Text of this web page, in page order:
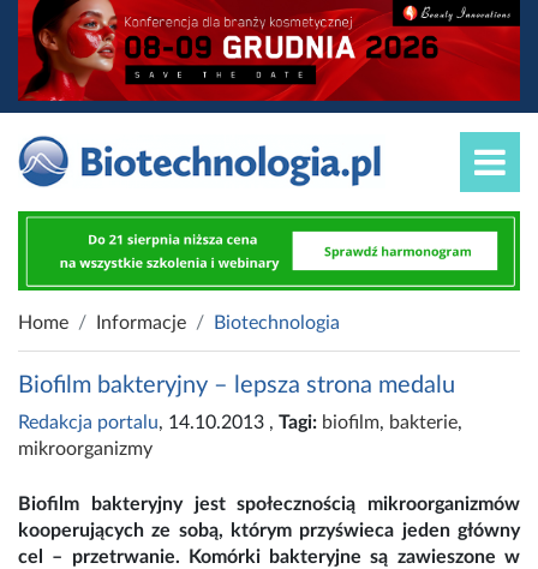
Home Informacje Biotechnologia
Biofilm bakteryjny – lepsza strona medalu
Redakcja portalu, 14.10.2013 , Tagi: biofilm, bakterie,
mikroorganizmy
Biofilm bakteryjny jest społecznością mikroorganizmów
kooperujących ze sobą, którym przyświeca jeden główny
cel – przetrwanie. Komórki bakteryjne są zawieszone w